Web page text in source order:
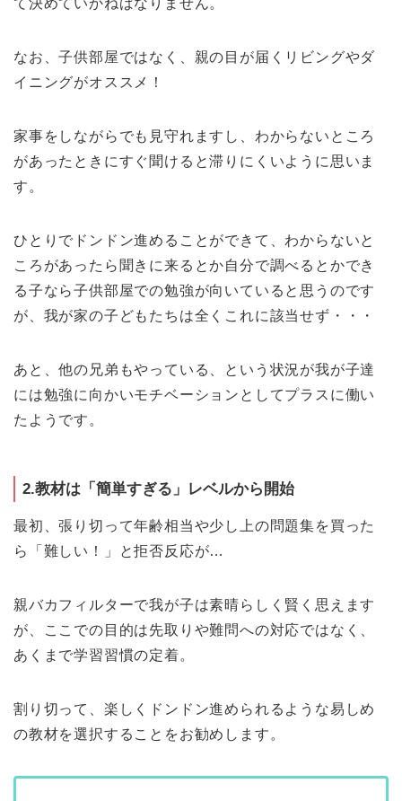
て決めていかねばなりません。
なお、子供部屋ではなく、親の目が届くリビングやダ
イニングがオススメ！
家事をしながらでも見守れますし、わからないところ
があったときにすぐ聞けると滞りにくいように思いま
す。
ひとりでドンドン進めることができて、わからないと
ころがあったら聞きに来るとか自分で調べるとかでき
る子なら子供部屋での勉強が向いていると思うのです
が、我が家の子どもたちは全くこれに該当せず・・・
あと、他の兄弟もやっている、という状況が我が子達
には勉強に向かいモチベーションとしてプラスに働い
たようです。
2.教材は「簡単すぎる」レベルから開始
最初、張り切って年齢相当や少し上の問題集を買った
ら「難しい！」と拒否反応が…
親バカフィルターで我が子は素晴らしく賢く思えます
が、ここでの目的は先取りや難問への対応ではなく、
あくまで学習習慣の定着。
割り切って、楽しくドンドン進められるような易しめ
の教材を選択することをお勧めします。